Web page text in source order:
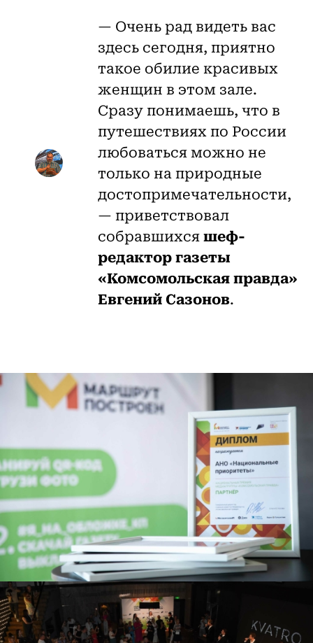
— Очень рад видеть вас
здесь сегодня, приятно
такое обилие красивых
женщин в этом зале.
Сразу понимаешь, что в
путешествиях по России
любоваться можно не
только на природные
достопримечательности,
— приветствовал
собравшихся шеф-
редактор газеты
«Комсомольская правда»
Евгений Сазонов.